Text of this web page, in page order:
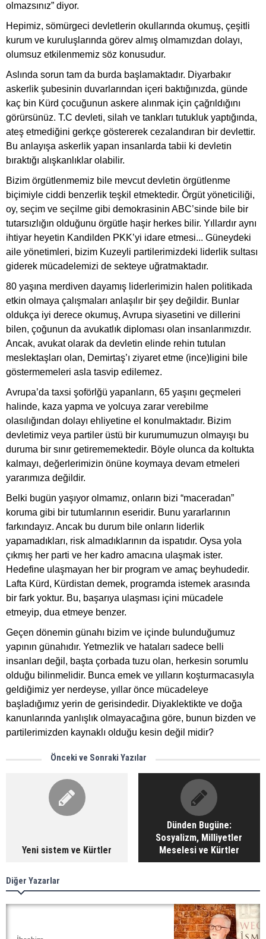
olmazsınız” diyor.
Hepimiz, sömürgeci devletlerin okullarında okumuş, çeşitli
kurum ve kuruluşlarında görev almış olmamızdan dolayı,
olumsuz etkilenmemiz söz konusudur.
Aslında sorun tam da burda başlamaktadır. Diyarbakır
askerlik şubesinin duvarlarından içeri baktığınızda, günde
kaç bin Kürd çocuğunun askere alınmak için çağrıldığını
görürsünüz. T.C devleti, silah ve tankları tutukluk yaptığında,
ateş etmediğini gerkçe göstererek cezalandıran bir devlettir.
Bu anlayışa askerlik yapan insanlarda tabii ki devletin
bıraktığı alışkanlıklar olabilir.
Bizim örgütlenmemiz bile mevcut devletin örgütlenme
biçimiyle ciddi benzerlik teşkil etmektedir. Örgüt yöneticiliği,
oy, seçim ve seçilme gibi demokrasinin ABC’sinde bile bir
tutarsızlığın olduğunu örgütle haşir herkes bilir. Yıllardır aynı
ihtiyar heyetin Kandilden PKK’yi idare etmesi... Güneydeki
aile yönetimleri, bizim Kuzeyli partilerimizdeki liderlik sultası
giderek mücadelemizi de sekteye uğratmaktadır.
80 yaşına merdiven dayamış liderlerimizin halen politikada
etkin olmaya çalışmaları anlaşılır bir şey değildir. Bunlar
oldukça iyi derece okumuş, Avrupa siyasetini ve dillerini
bilen, çoğunun da avukatlık diploması olan insanlarımızdır.
Ancak, avukat olarak da devletin elinde rehin tutulan
meslektaşları olan, Demirtaş’ı ziyaret etme (ince)ligini bile
göstermemeleri asla tasvip edilemez.
Avrupa’da taxsi şoförlğü yapanların, 65 yaşını geçmeleri
halinde, kaza yapma ve yolcuya zarar verebilme
olasılığından dolayı ehliyetine el konulmaktadır. Bizim
devletimiz veya partiler üstü bir kurumumuzun olmayışı bu
duruma bir sınır getirememektedir. Böyle olunca da koltukta
kalmayı, değerlerimizin önüne koymaya devam etmeleri
yararımıza değildir.
Belki bugün yaşıyor olmamız, onların bizi “maceradan”
koruma gibi bir tutumlarının eseridir. Bunu yararlarının
farkındayız. Ancak bu durum bile onların liderlik
yapamadıkları, risk almadıklarının da ispatıdır. Oysa yola
çıkmış her parti ve her kadro amacına ulaşmak ister.
Hedefine ulaşmayan her bir program ve amaç beyhudedir.
Lafta Kürd, Kürdistan demek, programda istemek arasında
bir fark yoktur. Bu, başarıya ulaşması içini mücadele
etmeyip, dua etmeye benzer.
Geçen dönemin günahı bizim ve içinde bulunduğumuz
yapının günahıdır. Yetmezlik ve hataları sadece belli
insanları değil, başta çorbada tuzu olan, herkesin sorumlu
olduğu bilinmelidir. Bunca emek ve yılların koşturmacasıyla
geldiğimiz yer nerdeyse, yıllar önce mücadeleye
başladığımız yerin de gerisindedir. Diyaklektikte ve doğa
kanunlarında yanlışlık olmayacağına göre, bunun bizden ve
partilerimizden kaynaklı olduğu kesin değil midir?
Önceki ve Sonraki Yazılar
Yeni sistem ve Kürtler
Dünden Bugüne:
Sosyalizm, Milliyetler
Meselesi ve Kürtler
Diğer Yazarlar